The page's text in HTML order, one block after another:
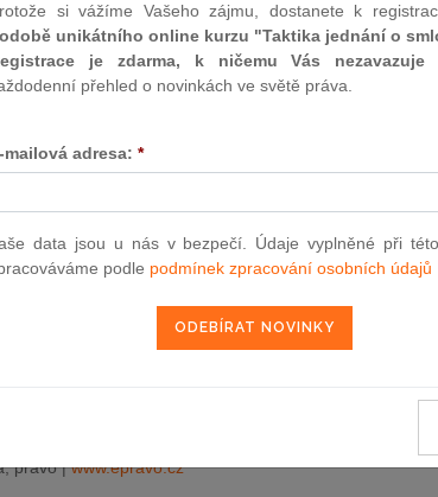
se mění vyhláška Ministerstva dopravy a spojů
č.49/1997 Sb., o civilním letectví a o změně a
podnikání (živnostenský zákon), ve znění pozdějších
se mění vyhláška Ministerstva obrany č.
národního rozlišovacího znaku a znaku
vojenským znakem a mezinárodně platným
stejnokroje a vojenských odznaků a jejich nošení a
znakem nebo státním symbolem anebo
právo |www.epravo.cz
si vážíme Vašeho zájmu, dostanete k
unikátního online kurzu "Taktika jednání o
je zdarma, k ničemu Vás nezavazuje
přehled o novinkách ve světě práva.
mailová adresa: *
data jsou u nás v bezpečí. Údaje vyplněné při
podle podmínek zpracování osobních údajů